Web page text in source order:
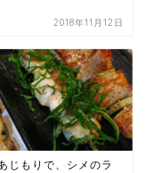
2018年11月12日
じもりで、シメのラ